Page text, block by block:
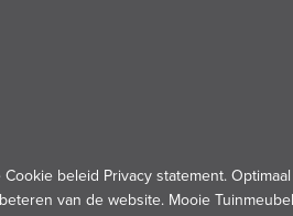
beleid Privacy statement.
van de website. Mooie